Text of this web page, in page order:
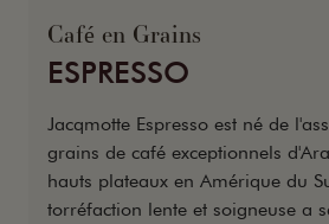
Café en Grains
ESPRESSO
Jacqmotte Espresso est né de
grains de café exceptionnels
hauts plateaux en Amérique du
torréfaction lente et soigneuse a